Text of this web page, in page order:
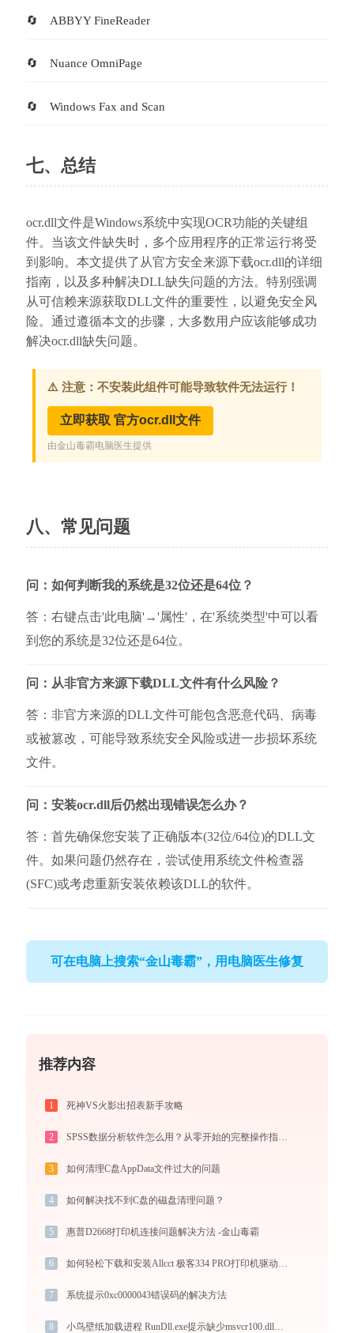
ABBYY FineReader
Nuance OmniPage
Windows Fax and Scan
七、总结
ocr.dll文件是Windows系统中实现OCR功能的关键组
件。当该文件缺失时，多个应用程序的正常运行将受
到影响。本文提供了从官方安全来源下载ocr.dll的详细
指南，以及多种解决DLL缺失问题的方法。特别强调
从可信赖来源获取DLL文件的重要性，以避免安全风
险。通过遵循本文的步骤，大多数用户应该能够成功
解决ocr.dll缺失问题。
八、常见问题
问：如何判断我的系统是32位还是64位？
答：右键点击'此电脑'→'属性'，在'系统类型'中可以看
到您的系统是32位还是64位。
问：从非官方来源下载DLL文件有什么风险？
答：非官方来源的DLL文件可能包含恶意代码、病毒
或被篡改，可能导致系统安全风险或进一步损坏系统
文件。
问：安装ocr.dll后仍然出现错误怎么办？
答：首先确保您安装了正确版本(32位/64位)的DLL文
件。如果问题仍然存在，尝试使用系统文件检查器
(SFC)或考虑重新安装依赖该DLL的软件。
可在电脑上搜索“金山毒霸”，用电脑医生修复
推荐内容
1 死神VS火影出招表新手攻略
2 SPSS数据分析软件怎么用？从零开始的完整操作指南（附实战案例）
3 如何清理C盘AppData文件过大的问题
4 如何解决找不到C盘的磁盘清理问题？
5 惠普D2668打印机连接问题解决方法 -金山毒霸
6
7 系统提示0xc0000043错误码的解决方法
8 小鸟壁纸加载进程 RunDll.exe提示缺少msvcr100.dll文件的解决办法